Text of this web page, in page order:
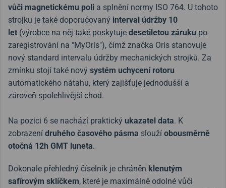
vůči magnetickému poli a splnění normy ISO 764. U tohoto
strojku je také doporučovaný interval údržby 10
let (výrobce na něj také poskytuje desetiletou záruku po
zaregistrování na "MyOris"), čímž značka Oris stanovuje
nový standard intervalu údržby mechanických strojků. Za
zmínku stojí také nový systém uchycení rotoru
automatického nátahu, který zajišťuje jednodušší a
zároveň spolehlivější chod.
Na pozici 6 se nachází praktický ukazatel data. K
zobrazení druhého časového pásma slouží obousměrně
otočná 12h GMT luneta.
Dokonale přehledný číselník je chráněn klenutým
safírovým sklíčkem, které je maximálně odolné vůči